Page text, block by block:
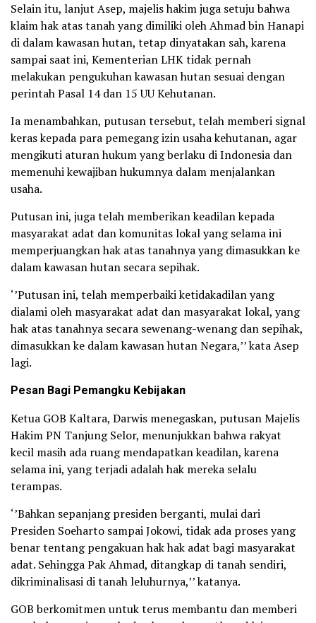
Selain itu, lanjut Asep, majelis hakim juga setuju bahwa
klaim hak atas tanah yang dimiliki oleh Ahmad bin Hanapi
di dalam kawasan hutan, tetap dinyatakan sah, karena
sampai saat ini, Kementerian LHK tidak pernah
melakukan pengukuhan kawasan hutan sesuai dengan
perintah Pasal 14 dan 15 UU Kehutanan.
Ia menambahkan, putusan tersebut, telah memberi signal
keras kepada para pemegang izin usaha kehutanan, agar
mengikuti aturan hukum yang berlaku di Indonesia dan
memenuhi kewajiban hukumnya dalam menjalankan
usaha.
Putusan ini, juga telah memberikan keadilan kepada
masyarakat adat dan komunitas lokal yang selama ini
memperjuangkan hak atas tanahnya yang dimasukkan ke
dalam kawasan hutan secara sepihak.
‘’Putusan ini, telah memperbaiki ketidakadilan yang
dialami oleh masyarakat adat dan masyarakat lokal, yang
hak atas tanahnya secara sewenang-wenang dan sepihak,
dimasukkan ke dalam kawasan hutan Negara,’’ kata Asep
lagi.
Pesan Bagi Pemangku Kebijakan
Ketua GOB Kaltara, Darwis menegaskan, putusan Majelis
Hakim PN Tanjung Selor, menunjukkan bahwa rakyat
kecil masih ada ruang mendapatkan keadilan, karena
selama ini, yang terjadi adalah hak mereka selalu
terampas.
‘’Bahkan sepanjang presiden berganti, mulai dari
Presiden Soeharto sampai Jokowi, tidak ada proses yang
benar tentang pengakuan hak hak adat bagi masyarakat
adat. Sehingga Pak Ahmad, ditangkap di tanah sendiri,
dikriminalisasi di tanah leluhurnya,’’ katanya.
GOB berkomitmen untuk terus membantu dan memberi